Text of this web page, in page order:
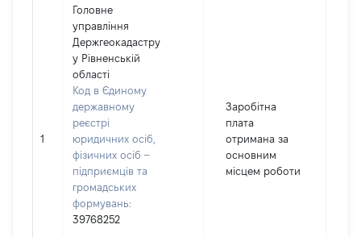
1
Головне
управління
Держгеокадастру
у Рівненській
області
Код в Єдиному
державному
реєстрі
юридичних осіб,
фізичних осіб –
підприємців та
громадських
формувань:
39768252
Заробітна
плата
отримана за
основним
місцем роботи